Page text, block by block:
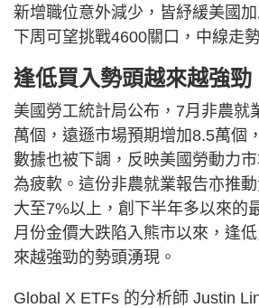
新增職位意外減少，皆紓緩美國
下周可望挑戰4600關口，中線走
逢低買入勢頭越來越強勁
美國勞工統計局公布，7月非農就
萬個，遠遜市場預期增加8.5萬個
數據也被下調，反映美國勞動力
為疲軟。這份非農就業報告亦推
大至7%以上，創下半年多以來的
月份金價大跌陷入熊市以來，逢
來越強勁的勢頭湧現。
Global X ETFs 的分析師 Justin